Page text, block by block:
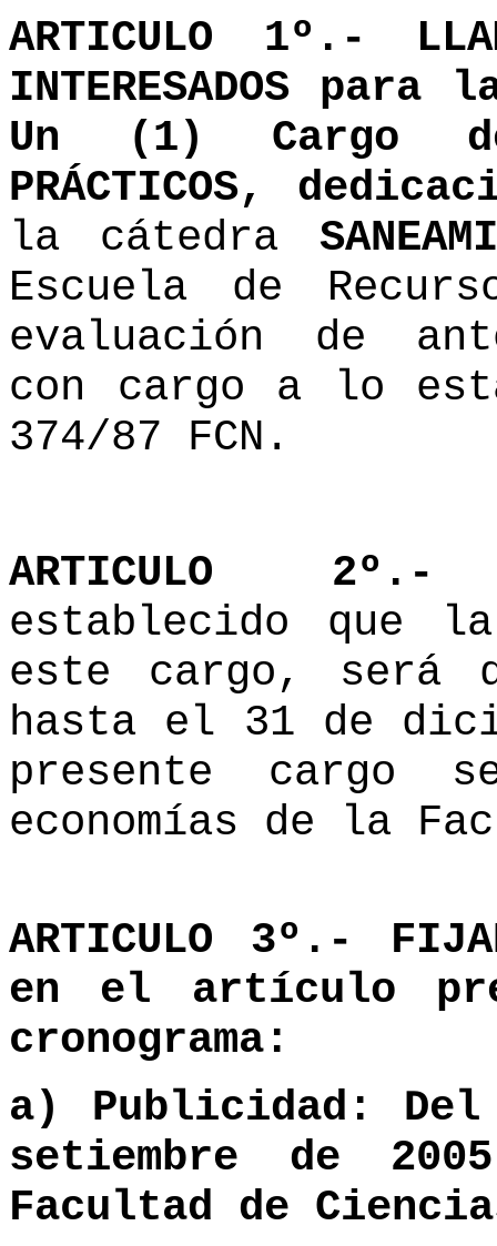
ARTICULO 1º.-
INTERESADOS
Un (1) Cargo de
PRÁCTICOS,
la cátedra
Escuela de
evaluación de
con cargo a lo
374/87 FCN.
ARTICULO 2º.-
establecido que
este cargo, será
hasta el 31 de
presente cargo
economías de la
ARTICULO 3º.-
en el artículo
cronograma:
a) Publicidad:
setiembre de
Facultad de